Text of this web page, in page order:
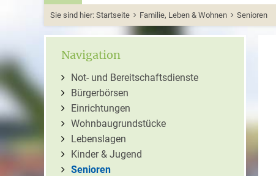
Sie sind hier: Startseite Familie, Leben & Wohnen Senioren
Navigation
Not- und Bereitschaftsdienste
Bürgerbörsen
Einrichtungen
Wohnbaugrundstücke
Lebenslagen
Kinder & Jugend
Senioren